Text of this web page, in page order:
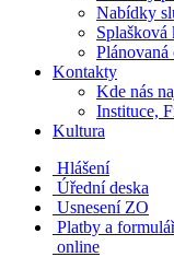
Nabídky
Splašková
Kontakty
Kde nás
Instituce,
Kultura
Hlášení
Úřední deska
Usnesení ZO
Platby a
online